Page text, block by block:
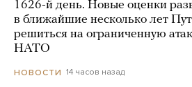
1626-й день. Новые оценки
в ближайшие несколько лет
решиться на ограниченную
НАТО
НОВОСТИ 14 часов назад